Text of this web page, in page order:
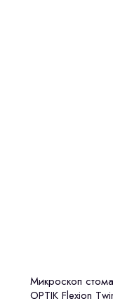
Микроскоп
OPTIK Flexion